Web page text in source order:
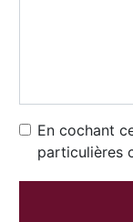
En cochant
particulières